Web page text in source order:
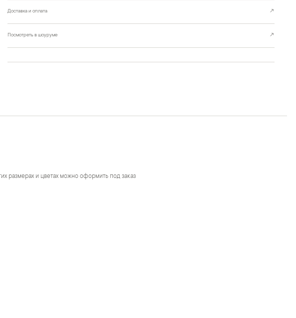
Доставка и оплата ↗
Посмотреть в шоуруме ↗
размерах и цветах можно оформить под заказ